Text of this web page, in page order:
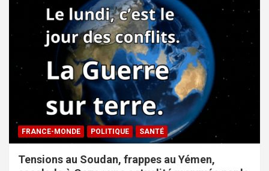
FRANCE-MONDE POLITIQUE SANTÉ
Tensions au Soudan, frappes au Yémen,